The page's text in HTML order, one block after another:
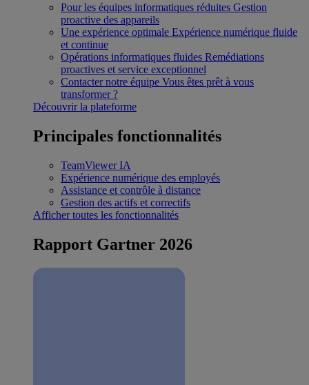
Pour les équipes informatiques réduites Gestion
proactive des appareils
Une expérience optimale Expérience numérique fluide
et continue
Opérations informatiques fluides Remédiations
proactives et service exceptionnel
Contacter notre équipe Vous êtes prêt à vous
transformer ?
Découvrir la plateforme
Principales fonctionnalités
TeamViewer IA
Expérience numérique des employés
Assistance et contrôle à distance
Gestion des actifs et correctifs
Afficher toutes les fonctionnalités
Rapport Gartner 2026